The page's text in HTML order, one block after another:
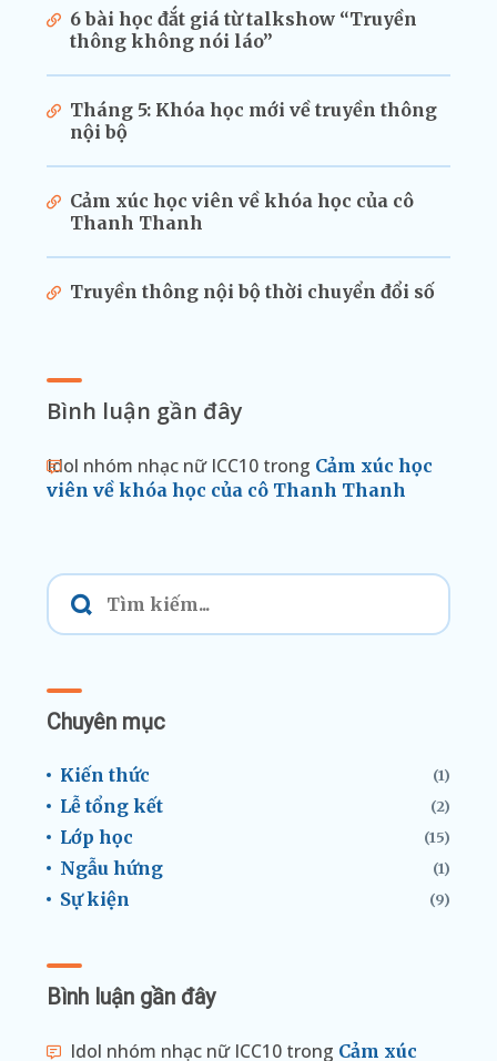
6 bài học đắt giá từ talkshow “Truyền
thông không nói láo”
Tháng 5: Khóa học mới về truyền thông
nội bộ
Cảm xúc học viên về khóa học của cô
Thanh Thanh
Truyền thông nội bộ thời chuyển đổi số
Bình luận gần đây
Idol nhóm nhạc nữ ICC10 trong Cảm xúc học
viên về khóa học của cô Thanh Thanh
Chuyên mục
Kiến thức (1)
Lễ tổng kết (2)
Lớp học (15)
Ngẫu hứng (1)
Sự kiện (9)
Bình luận gần đây
Idol nhóm nhạc nữ ICC10 trong Cảm xúc